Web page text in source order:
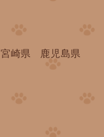
宮崎県
鹿児島県